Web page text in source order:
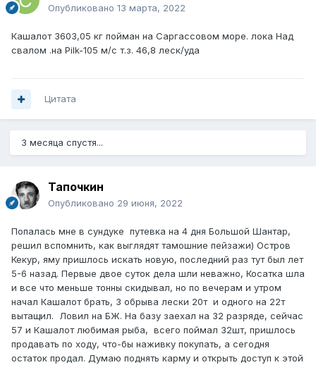
Опубликовано 13 марта, 2022
Кашалот 3603,05 кг пойман на Саргассовом море. лока Над
свалом .на Pilk-105 м/с т.з. 46,8 леск/уда
Цитата
3 месяца спустя...
Тапочкин
Опубликовано 29 июня, 2022
Попалась мне в сундуке путевка на 4 дня Большой Шантар,
решил вспомнить, как выглядят тамошние пейзажи) Остров
Кекур, яму пришлось искать новую, последний раз тут был лет
5-6 назад. Первые двое суток дела шли неважно, Косатка шла
и все что меньше тонны скидывал, но по вечерам и утром
начал Кашалот брать, 3 обрыва лески 20т и одного на 22т
вытащил. Ловил на БЖ. На базу заехал на 32 разряде, сейчас
57 и Кашалот любимая рыба, всего поймал 32шт, пришлось
продавать по ходу, что-бы наживку покупать, а сегодня
остаток продал. Думаю поднять карму и открыть доступ к этой